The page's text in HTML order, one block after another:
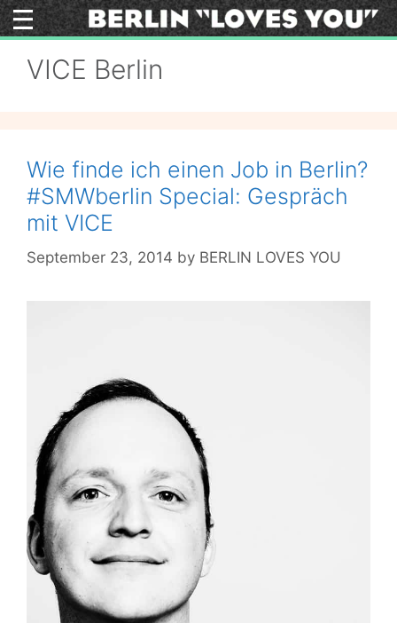
Skip
to
VICE Berlin
Wie finde ich einen Job in Berlin?
#SMWberlin Special: Gespräch
mit VICE
September 23, 2014 by BERLIN LOVES YOU